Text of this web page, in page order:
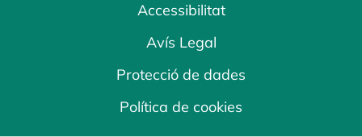
Accessibilitat
Avís Legal
Protecció de dades
Política de cookies